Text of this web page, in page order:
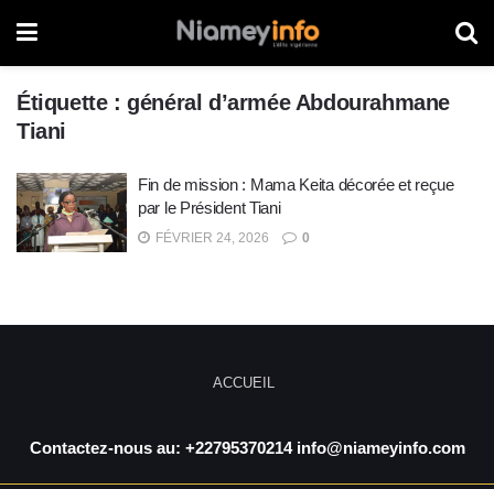
Étiquette :général d’armée Abdourahmane
Tiani
Fin de mission : Mama Keita décorée et reçue
par le Président Tiani
FÉVRIER 24, 2026 0
ACCUEIL
Contactez-nous au: +22795370214 info@niameyinfo.com